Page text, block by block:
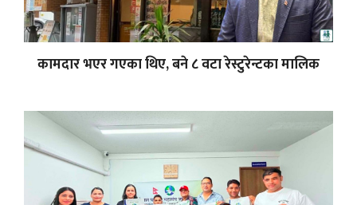
कामदार भएर गएका थिए, बने ८ वटा रेस्टुरेन्टका मालिक